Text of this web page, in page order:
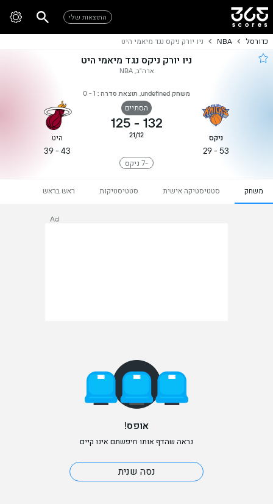
התוצאות שלי
כדורסל NBA ניו יורק ניקס נגד מיאמי היט
ניו יורק ניקס נגד מיאמי היט
ארה"ב, NBA
משחק undefined, תוצאת סדרה : 1 - 0
ניקס
53 - 29
הסתיים
132
-
125
21/12 היט
43 - 39
-7 ניקס
משחק סטטיסטיקה אישית סטטיסטיקות ראש בראש
Ad
אופס!
נראה שהדף אותו חיפשתם אינו קיים
נסה שנית